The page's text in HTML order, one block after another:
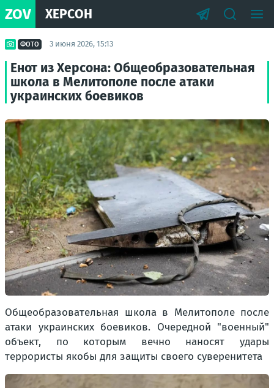
ZOV ХЕРСОН
ФОТО 3 июня 2026, 15:13
Енот из Херсона: Общеобразовательная
школа в Мелитополе после атаки
украинских боевиков
Общеобразовательная школа в Мелитополе после
атаки украинских боевиков. Очередной "военный"
объект, по которым вечно наносят удары
террористы якобы для защиты своего суверенитета